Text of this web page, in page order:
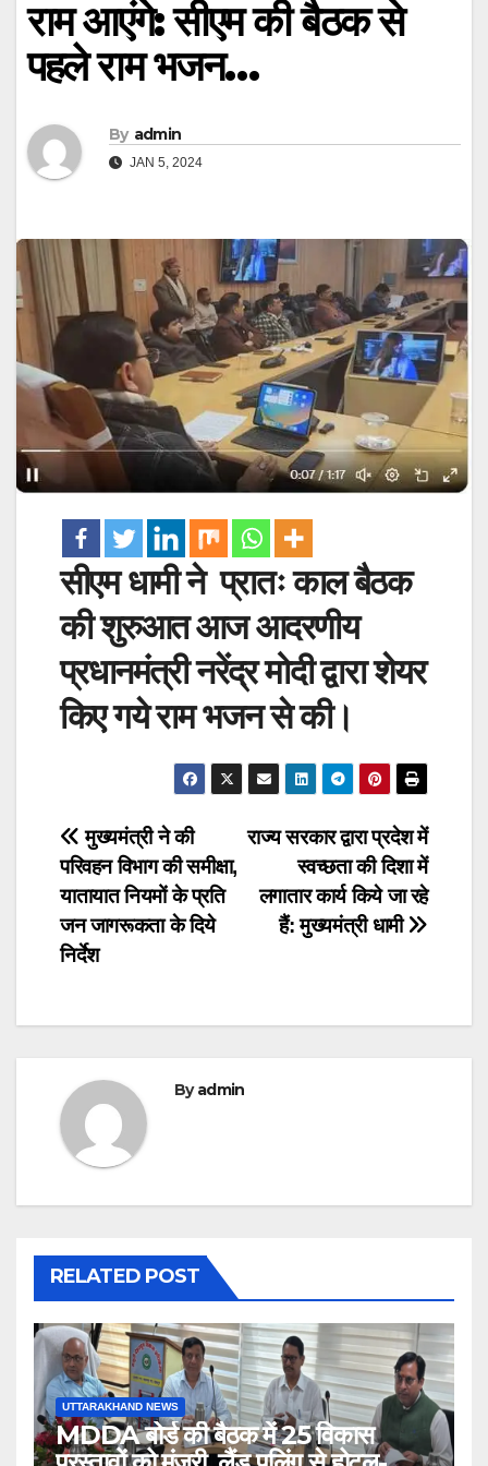
राम आएंगे: सीएम की बैठक से
पहले राम भजन…
By admin
JAN 5, 2024
सीएम धामी ने प्रातः काल बैठक
की शुरुआत आज आदरणीय
प्रधानमंत्री नरेंद्र मोदी द्वारा शेयर
किए गये राम भजन से की।
Post
navigation
राज्य सरकार द्वारा प्रदेश में
स्वच्छता की दिशा में
लगातार कार्य किये जा रहे
हैं: मुख्यमंत्री धामी
मुख्यमंत्री ने की
परिवहन विभाग की समीक्षा,
यातायात नियमों के प्रति
जन जागरूकता के दिये
निर्देश
Byadmin
RELATED POST
UTTARAKHAND NEWS
MDDA बोर्ड की बैठक में 25 विकास